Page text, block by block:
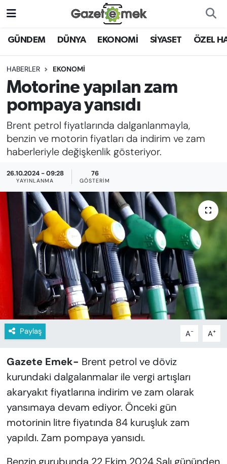
GÜNDEM DÜNYA EKONOMİ SİYASET ÖZEL
HABERLER EKONOMİ
Motorine yapılan zam
pompaya yansıdı
Brent petrol fiyatlarında dalganlanmayla,
benzin ve motorin fiyatları da indirim ve zam
haberleriyle değişkenlik gösteriyor.
26.10.2024 - 09:28
YAYINLANMA
76
GÖSTERIM
Paylaş A- A+
Gazete Emek- Brent petrol ve döviz
kurundaki dalgalanmalar ile vergi artışları
akaryakıt fiyatlarına indirim ve zam olarak
yansımaya devam ediyor. Önceki gün
motorinin litre fiyatında 84 kuruşluk zam
yapıldı. Zam pompaya yansıdı.
DÜNYA
EKONOMİ
EMEK HABERLERİ
YENİ MEDYADA EMEK
GAZETECİLİĞİNİ GELİŞTİRMEK
FAYDALI BİLGİLER
GÜNDEM
EĞİTİM
KADIN
SAĞLIK
SPOR
KÜLTÜR-SANAT
MAGAZİN
ÖZEL HABER
YAZAR KÖŞESİ
SİYASET
VAN VE DİYARBAKIR HABERLERİ
Nöbetçi Eczaneler
Hava Durumu
İstanbul Namaz Vakitleri
Trafik Durumu
Süper Lig Puan Durumu ve Fikstür
Tüm Manşetler
Son Dakika Haberleri
Haber Arşivi